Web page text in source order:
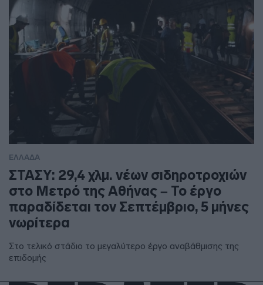
ΕΛΛΑΔΑ
ΣΤΑΣΥ: 29,4 χλμ. νέων σιδηροτροχιών
στο Μετρό της Αθήνας – Το έργο
παραδίδεται τον Σεπτέμβριο, 5 μήνες
νωρίτερα
Στο τελικό στάδιο το μεγαλύτερο έργο αναβάθμισης της
επιδομής